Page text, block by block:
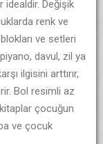
idealdir. Değişik
renk ve
ve setleri
piyano, davul, zil ya
ilgisini arttırır,
Bol resimli az
çocuğun
ve çocuk